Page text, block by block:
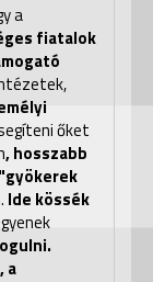
a
fiatalok
őket
, hosszabb
Ide kössék
a